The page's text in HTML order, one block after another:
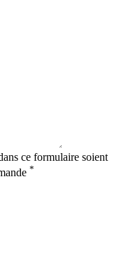
ce formulaire soient
*